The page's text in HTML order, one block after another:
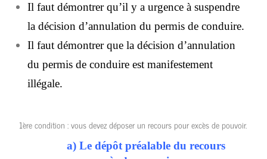
Il faut démontrer qu’il y a urgence à suspendre
la décision d’annulation du permis de conduire.
Il faut démontrer que la décision d’annulation
du permis de conduire est manifestement
illégale.
1ère condition : vous devez déposer un recours pour excès de pouvoir.
a) Le dépôt préalable du recours